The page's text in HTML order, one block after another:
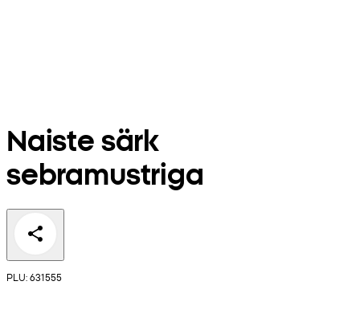
Naiste särk
sebramustriga
PLU: 631555